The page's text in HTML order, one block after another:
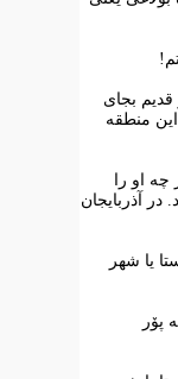
قدیم بجای
منطقه
چه او را
در آذربایجان
یا شهر
پۆر